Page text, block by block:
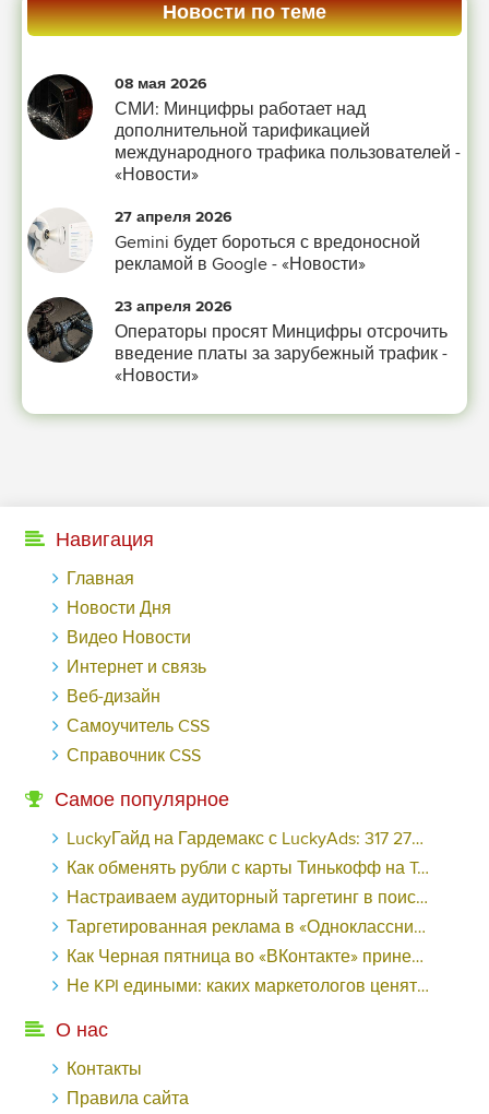
Новости по теме
08 мая 2026
СМИ: Минцифры работает над
дополнительной тарификацией
международного трафика пользователей -
«Новости»
27 апреля 2026
Gemini будет бороться с вредоносной
рекламой в Google - «Новости»
23 апреля 2026
Операторы просят Минцифры отсрочить
введение платы за зарубежный трафик -
«Новости»
Навигация
Главная
Новости Дня
Видео Новости
Интернет и связь
Веб-дизайн
Самоучитель CSS
Справочник CSS
Самое популярное
LuckyГайд на Гардемакс с LuckyAds: 317 279 рублей за 10 дней - «Надо знать»
Как обменять рубли с карты Тинькофф на Tether ERC20 (USDT)?
Настраиваем аудиторный таргетинг в поисковой кампании Google Ads - «Заработок»
Таргетированная реклама в «Одноклассниках»: как ее настроить и нужно ли - «Заработок»
Как Черная пятница во «ВКонтакте» принесла магазину подарков 221 продажу по цене 38 рублей - «Заработок»
Не KPI едиными: каких маркетологов ценят - «Заработок»
О нас
Контакты
Правила сайта